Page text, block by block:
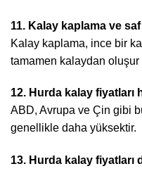
11. Kalay kaplama ve
Kalay kaplama, ince bir
tamamen kalaydan
12. Hurda kalay
ABD, Avrupa ve Çin gibi
genellikle daha yüksektir.
13. Hurda kalay